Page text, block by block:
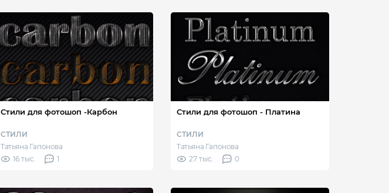
Стили для фотошоп -Карбон
СТИЛИ
Татьяна Гапонова
16 тыс.
1
Стили для фотошоп - Платина
СТИЛИ
Татьяна Гапонова
27 тыс.
0